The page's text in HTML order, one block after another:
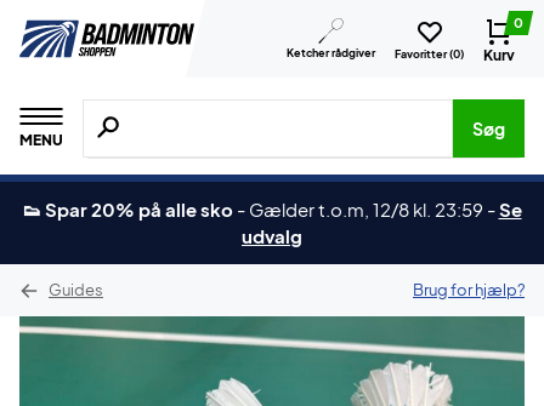
Ketcher rådgiver Favoritter (0)
0
Kurv
MENU
Søg efter produkter, mærker etc.
Søg
👟 Spar 20% på alle sko - Gælder t.o.m, 12/8 kl. 23:59 -Se
udvalg
Guides Brug for hjælp?